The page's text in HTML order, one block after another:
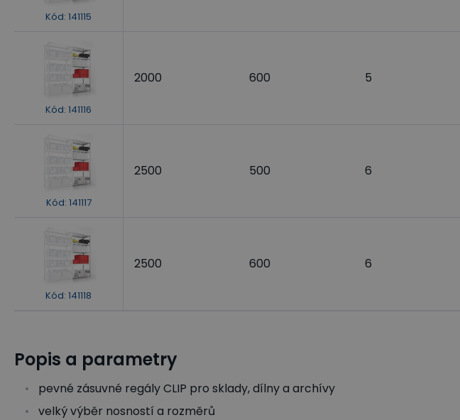
Kód: 141115
Kód: 141116
2000 600 5
Kód: 141117
2500 500 6
Kód: 141118
2500 600 6
Popis a parametry
pevné zásuvné regály CLIP pro sklady, dílny a archívy
velký výběr nosností a rozměrů